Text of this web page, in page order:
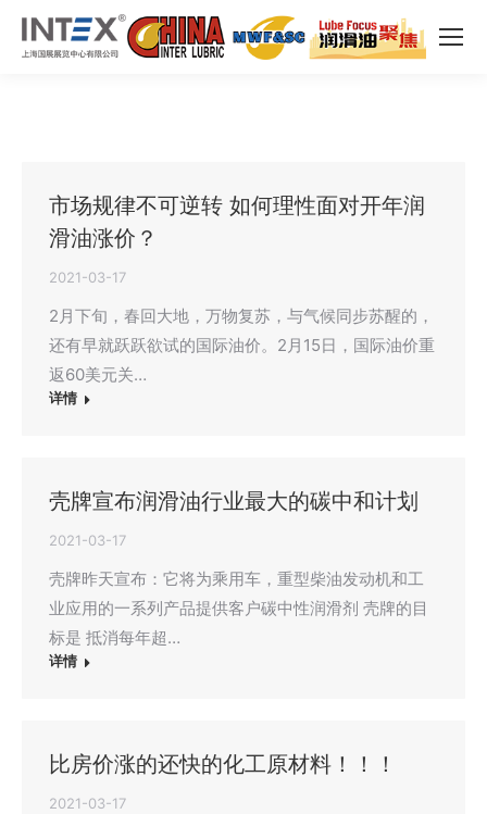
市场规律不可逆转 如何理性面对开年润
滑油涨价？
2021-03-17
2月下旬，春回大地，万物复苏，与气候同步苏醒的，
还有早就跃跃欲试的国际油价。2月15日，国际油价重
返60美元关…
详情
壳牌宣布润滑油行业最大的碳中和计划
2021-03-17
壳牌昨天宣布：它将为乘用车，重型柴油发动机和工
业应用的一系列产品提供客户碳中性润滑剂 壳牌的目
标是 抵消每年超…
详情
比房价涨的还快的化工原材料！！！
2021-03-17